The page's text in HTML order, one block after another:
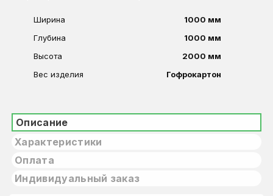
Ширина
1000 мм
Глубина
1000 мм
Высота
2000 мм
Вес изделия
Гофрокартон
Описание
Характеристики
Оплата
Индивидуальный заказ